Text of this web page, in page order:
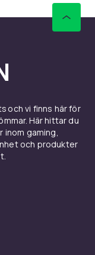
och vi finns här för
Här hittar du
gaming,
och produkter